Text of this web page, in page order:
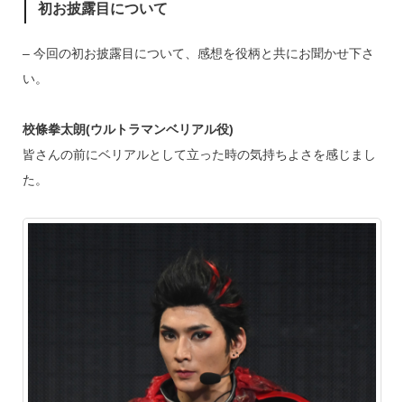
初お披露目について
– 今回の初お披露目について、感想を役柄と共にお聞かせ下さ
い。
校條拳太朗(ウルトラマンベリアル役)
皆さんの前にベリアルとして立った時の気持ちよさを感じまし
た。